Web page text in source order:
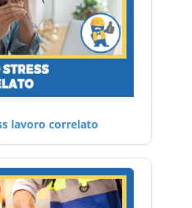
lavoro correlato